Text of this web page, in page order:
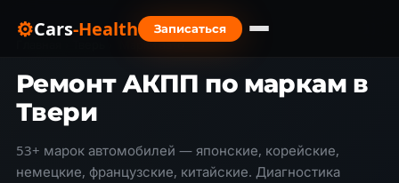
⚙Cars-Health
Записаться
Марки авто
Ремонт АКПП по маркам в
Твери
53+ марок автомобилей — японские, корейские,
немецкие, французские, китайские. Диагностика